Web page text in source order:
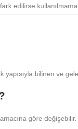
edilirse
yapısıyla bilinen ve
göre